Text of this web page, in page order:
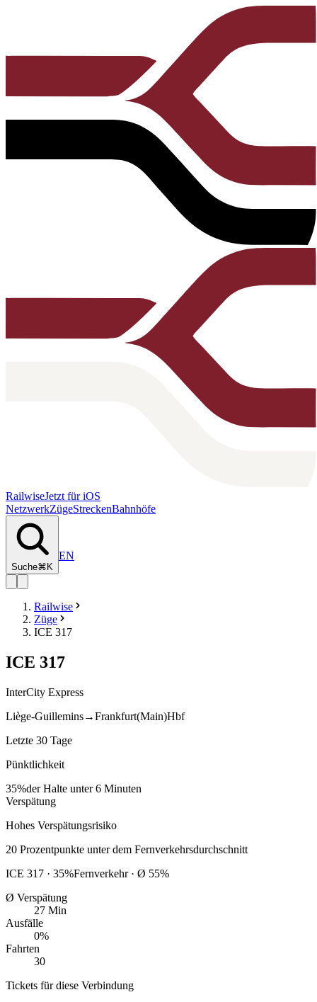
RailwiseJetzt für iOS
NetzwerkZügeStreckenBahnhöfe
Suche⌘K
EN
Railwise
Züge
ICE 317
ICE 317
InterCity Express
Liège-Guillemins→Frankfurt(Main)Hbf
Letzte 30 Tage
Pünktlichkeit
35%der Halte unter 6 Minuten
Verspätung
Hohes Verspätungsrisiko
20 Prozentpunkte unter dem Fernverkehrsdurchschnitt
ICE 317 · 35%Fernverkehr · Ø 55%
Ø Verspätung
27 Min
Ausfälle
0%
Fahrten
30
Tickets für diese Verbindung